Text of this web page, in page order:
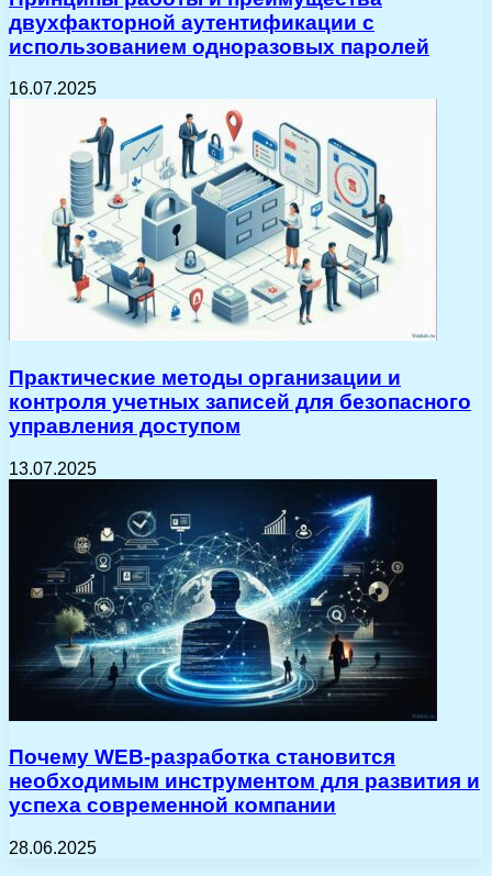
двухфакторной аутентификации с
использованием одноразовых паролей
16.07.2025
Практические методы организации и
контроля учетных записей для безопасного
управления доступом
13.07.2025
Почему WEB-разработка становится
необходимым инструментом для развития и
успеха современной компании
28.06.2025